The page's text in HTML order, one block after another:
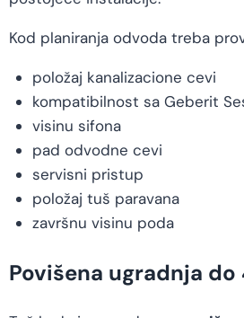
Kod planiranja odvoda treba
položaj kanalizacione cevi
kompatibilnost sa Geberit
visinu sifona
pad odvodne cevi
servisni pristup
položaj tuš paravana
završnu visinu poda
Povišena ugradnja do